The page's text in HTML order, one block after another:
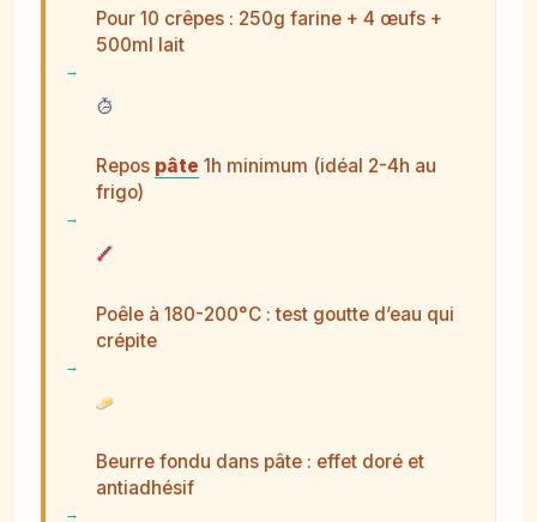
Pour 10 crêpes : 250g farine + 4 œufs +
500ml lait
Repos pâte 1h minimum (idéal 2-4h au
frigo)
Poêle à 180-200°C : test goutte d’eau qui
crépite
Beurre fondu dans pâte : effet doré et
antiadhésif